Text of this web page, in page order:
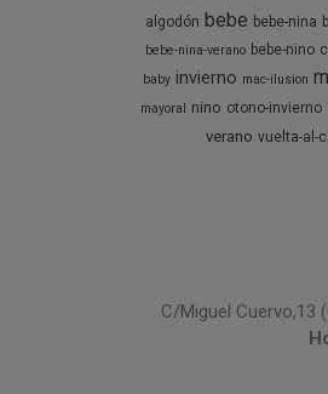
algodón bebe bebe-nina
bebe-nina-verano bebe-nino
baby invierno mac-ilusion
mayoral
nino otono-invierno
verano vuelta-al-
C/Miguel Cuervo,13